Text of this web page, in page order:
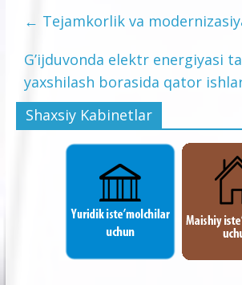
← Tejamkorlik va
G’ijduvonda elektr energiyasi
yaxshilash borasida qator
Shaxsiy Kabinetlar